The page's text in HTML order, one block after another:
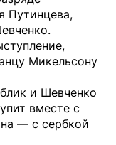
Путинцева,
Микельсону
и Шевченко
вместе с
— с сербкой